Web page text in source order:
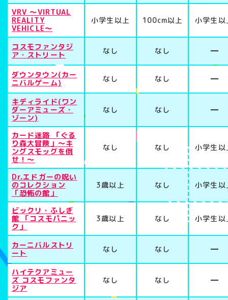
VRV 〜VIRTUAL
REALITY
VEHICLE〜
小学生以上 100cm以上 小学生以
コスモファンタジ
ア・ストリート
なし なし
ダウンタウン(カー
ニバルゲーム)
なし なし
キディライド(ワン
ダーアミューズ・
ゾーン)
なし なし
カード迷路 「ぐる
り森大冒険」〜キ
ングスモッグを倒
せ！〜
なし なし 小学生以
Dr.エドガーの呪い
のコレクション
「恐怖の館」
3歳以上 なし 小学生以
ビックリ・ふしぎ
館 「コスモパニッ
ク」
3歳以上 なし 小学生以
カーニバルストリ
ート
なし なし
ハイテクアミュー
ズ コスモファンタ
ジア
なし なし